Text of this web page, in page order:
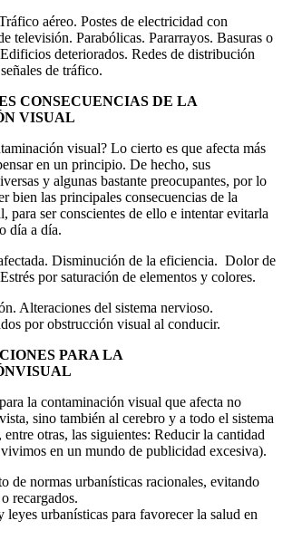
aéreo. Postes de electricidad con
televisión. Parabólicas. Pararrayos. Basuras o
deteriorados. Redes de distribución
de tráfico.
CONSECUENCIAS DE LA
VISUAL
visual? Lo cierto es que afecta más
en un principio. De hecho, sus
y algunas bastante preocupantes, por lo
bien las principales consecuencias de la
para ser conscientes de ello e intentar evitarla
día a día.
Disminución de la eficiencia. Dolor de
por saturación de elementos y colores.
Alteraciones del sistema nervioso.
por obstrucción visual al conducir.
PARA LA
la contaminación visual que afecta no
sino también al cerebro y a todo el sistema
otras, las siguientes: Reducir la cantidad
en un mundo de publicidad excesiva).
de normas urbanísticas racionales, evitando
recargados.
leyes urbanísticas para favorecer la salud en